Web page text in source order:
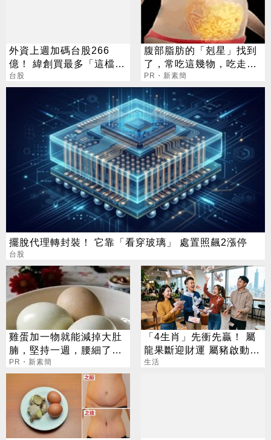
外資上週加碼台股266
億！ 緯創買最多「這檔」
最慘被砍12.7萬張
台股
腹部脂肪的「剋星」找到
了，常吃這幾物，吃走大
肚囊，瘦出小蠻腰
PR・新素簡
擺脫代理轉封裝！ 它靠「看穿玻璃」 處置照飆2漲停
台股
雞蛋加一物就能減掉大肚
腩，堅持一週，腰細了，
瘦到你懷疑人生！
PR・新素簡
「4生肖」先衝先贏！ 屬
龍果斷迎財運 屬豬啟動財
富迴圈
生活